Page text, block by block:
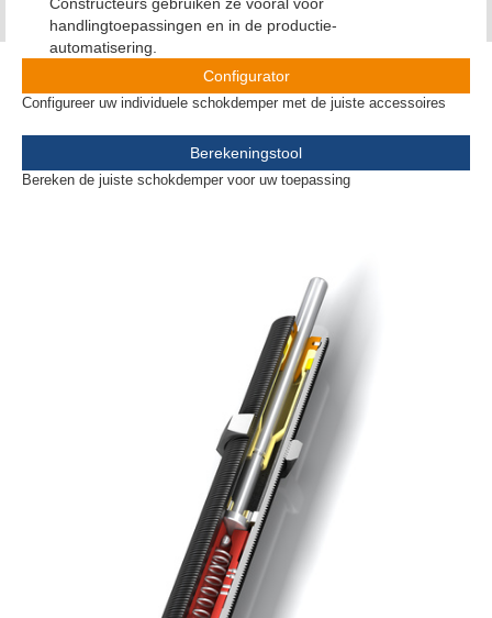
handlingtoepassingen en in de productie-
automatisering.
Configurator
Configureer uw individuele schokdemper met de juiste accessoires
Berekeningstool
Bereken de juiste schokdemper voor uw toepassing